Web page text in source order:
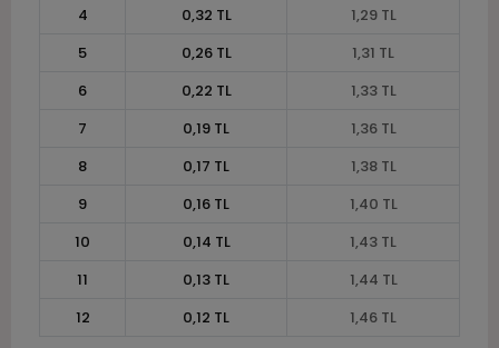
4
0,32 TL
1,29 TL
5
0,26 TL
1,31 TL
6
0,22 TL
1,33 TL
7
0,19 TL
1,36 TL
8
0,17 TL
1,38 TL
9
0,16 TL
1,40 TL
10
0,14 TL
1,43 TL
11
0,13 TL
1,44 TL
12
0,12 TL 1,46 TL